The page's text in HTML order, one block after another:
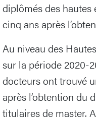
diplômés des hautes
cinq ans après
Au niveau des
sur la période 2020-
docteurs ont trouvé
après l’obtention du
titulaires de master.